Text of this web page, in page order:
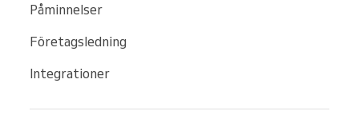
Påminnelser
Företagsledning
Integrationer